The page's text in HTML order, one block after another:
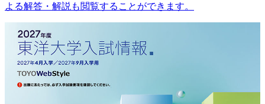
よる解答・解説も閲覧することができます。